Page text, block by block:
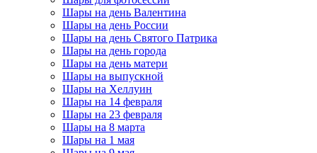
Шары на день Валентина
Шары на день России
Шары на день Святого Патрика
Шары на день города
Шары на день матери
Шары на выпускной
Шары на Хеллуин
Шары на 14 февраля
Шары на 23 февраля
Шары на 8 марта
Шары на 1 мая